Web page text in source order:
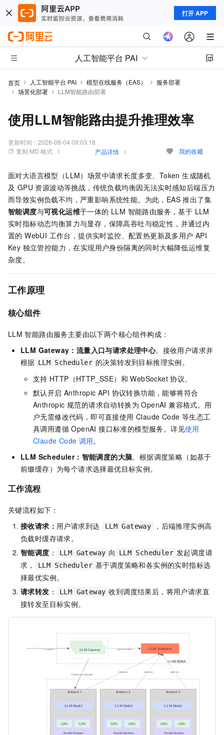
打开 APP
人工智能平台 PAI
首页 人工智能平台 PAI 模型在线服务（EAS）
服务部署
场景化部署
LLM智能路由部署
使用LLM智能路由提升推理效率
更新时间： 2026-08-04 09:03:18
复制 MD 格式
产品详情 我的收藏
面对大语言模型（LLM）场景中请求长度多变、Token 生成随机
及 GPU 资源波动等挑战，传统负载均衡因无法实时感知后端压力
而导致实例负载不均，严重影响系统性能。为此，EAS 推出了集
智能调度与可视化运维于一体的 LLM 智能路由服务，基于 LLM
实时指标动态均衡算力与显存，保障高吞吐与稳定性，并通过内
置的 WebUI 工作台，提供实时监控、配置热更新及多用户 API
Key 独立管控能力，在实现用户身份隔离的同时大幅降低运维复
杂度。
工作原理
核心组件
LLM 智能路由服务主要由以下两个核心组件构成：
LLM Gateway：流量入口与请求处理中心。接收用户请求并
根据 LLM Scheduler 的决策转发到目标推理实例。
支持 HTTP（HTTP_SSE）和 WebSocket 协议。
默认开启 Anthropic API 协议转换功能，能够将符合
Anthropic 规范的请求自动转换为 OpenAI 兼容格式。用
户无需修改代码，即可直接使用 Claude Code 等生态工
具调用遵循 OpenAI 接口标准的模型服务。详见使用
Claude Code 调用。
LLM Scheduler：智能调度的大脑。根据调度策略（如基于
前缀缓存）为每个请求选择最优目标实例。
工作流程
关键流程如下：
接收请求： 用户请求到达 LLM Gateway
，后端推理实例高
负载时缓存请求。
智能调度 ： LLM Gateway 向 LLM Scheduler 发起调度请
求，
LLM Scheduler 基于调度策略和各实例的实时指标选
择最优实例。
请求转发 ： LLM Gateway 收到调度结果后，将用户请求直
接转发至目标实例。